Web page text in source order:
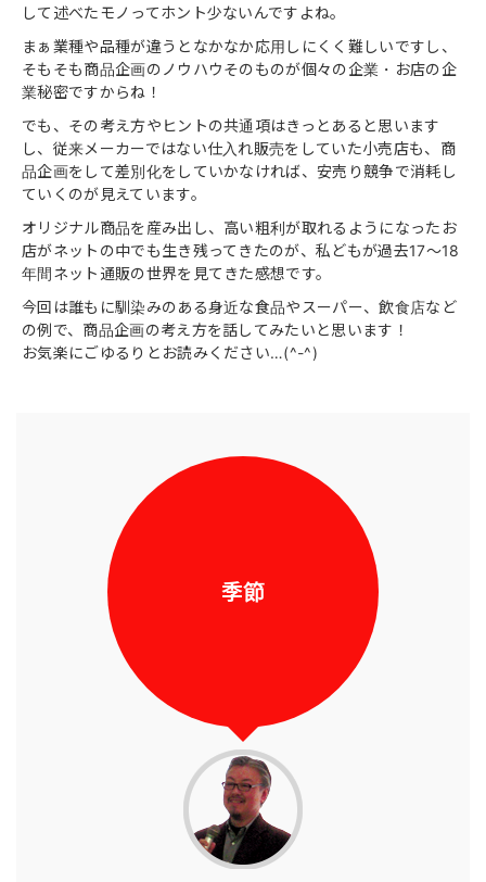
して述べたモノってホント少ないんですよね。
まぁ業種や品種が違うとなかなか応用しにくく難しいですし、
そもそも商品企画のノウハウそのものが個々の企業・お店の企
業秘密ですからね！
でも、その考え方やヒントの共通項はきっとあると思います
し、従来メーカーではない仕入れ販売をしていた小売店も、商
品企画をして差別化をしていかなければ、安売り競争で消耗し
ていくのが見えています。
オリジナル商品を産み出し、高い粗利が取れるようになったお
店がネットの中でも生き残ってきたのが、私どもが過去17〜18
年間ネット通販の世界を見てきた感想です。
今回は誰もに馴染みのある身近な食品やスーパー、飲食店など
の例で、商品企画の考え方を話してみたいと思います！
お気楽にごゆるりとお読みください…(^-^)
季節